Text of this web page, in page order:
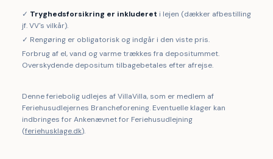
✓ Tryghedsforsikring er inkluderet i lejen (dækker afbestilling
jf. VV's vilkår).
✓ Rengøring er obligatorisk og indgår i den viste pris.
Forbrug af el, vand og varme trækkes fra depositummet.
Overskydende depositum tilbagebetales efter afrejse.
Denne feriebolig udlejes af VillaVilla, som er medlem af
Feriehusudlejernes Brancheforening. Eventuelle klager kan
indbringes for Ankenævnet for Feriehusudlejning
(feriehusklage.dk).